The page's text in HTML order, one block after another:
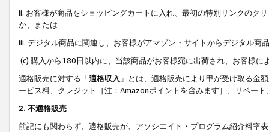
ii. お客様が商品をショッピングカートに入れ、最初の特別リンクのク
か、または
iii. デジタル商品に関連し、お客様がアマゾン・サイトからデジタル
(c) 購入から180日以内に、当該商品がお客様宛に出荷され、お客様
適格販売に対する「適格収入 」とは、適格販売により甲が受け取る金
ービス料、クレジット［注：Amazonポイントを含みます］、リベー
2. 不適格販売
前記にも関わらず、適格販売が、アソシエイト・プログラム紹介料率